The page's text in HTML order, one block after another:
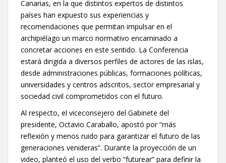
Canarias, en la que distintos expertos de distintos
países han expuesto sus experiencias y
recomendaciones que permitan impulsar en el
archipiélago un marco normativo encaminado a
concretar acciones en este sentido. La Conferencia
estará dirigida a diversos perfiles de actores de las islas,
desde administraciones públicas, formaciones políticas,
universidades y centros adscritos, sector empresarial y
sociedad civil comprometidos con el futuro.
Al respecto, el viceconsejero del Gabinete del
presidente, Octavio Caraballo, apostó por “más
reflexión y menos ruido para garantizar el futuro de las
generaciones venideras”. Durante la proyección de un
video, planteó el uso del verbo “futurear” para definir la